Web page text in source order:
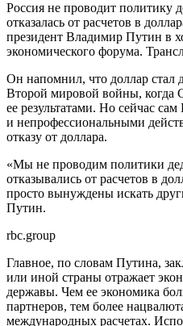
Россия не проводит политику
отказалась от расчетов в
президент Владимир Путин в
экономического форума.
Он напомнил, что доллар
Второй мировой войны, когда
ее результатами. Но сейчас
и непрофессиональными
отказу от доллара.
«Мы не проводим политики
отказывались от расчетов в
просто вынуждены искать
Путин.
rbc.group
Главное, по словам Путина,
или иной страны отражает
державы. Чем ее экономика
партнеров, тем более
международных расчетах.